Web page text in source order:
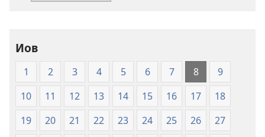
года)года)
Иов
1 2 3 4 5 6 7 8
9
10
11 12 13 14 15 16 17
18
19
20 21 22 23 24 25 26
27